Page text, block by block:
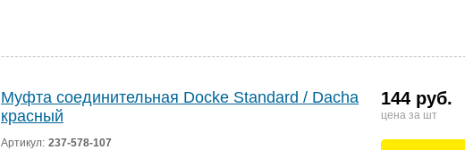
Муфта соединительная Docke Standard / Dacha
красный
Артикул: 237-578-107
144 руб.
цена за шт